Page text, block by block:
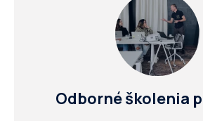
Odborné školenia